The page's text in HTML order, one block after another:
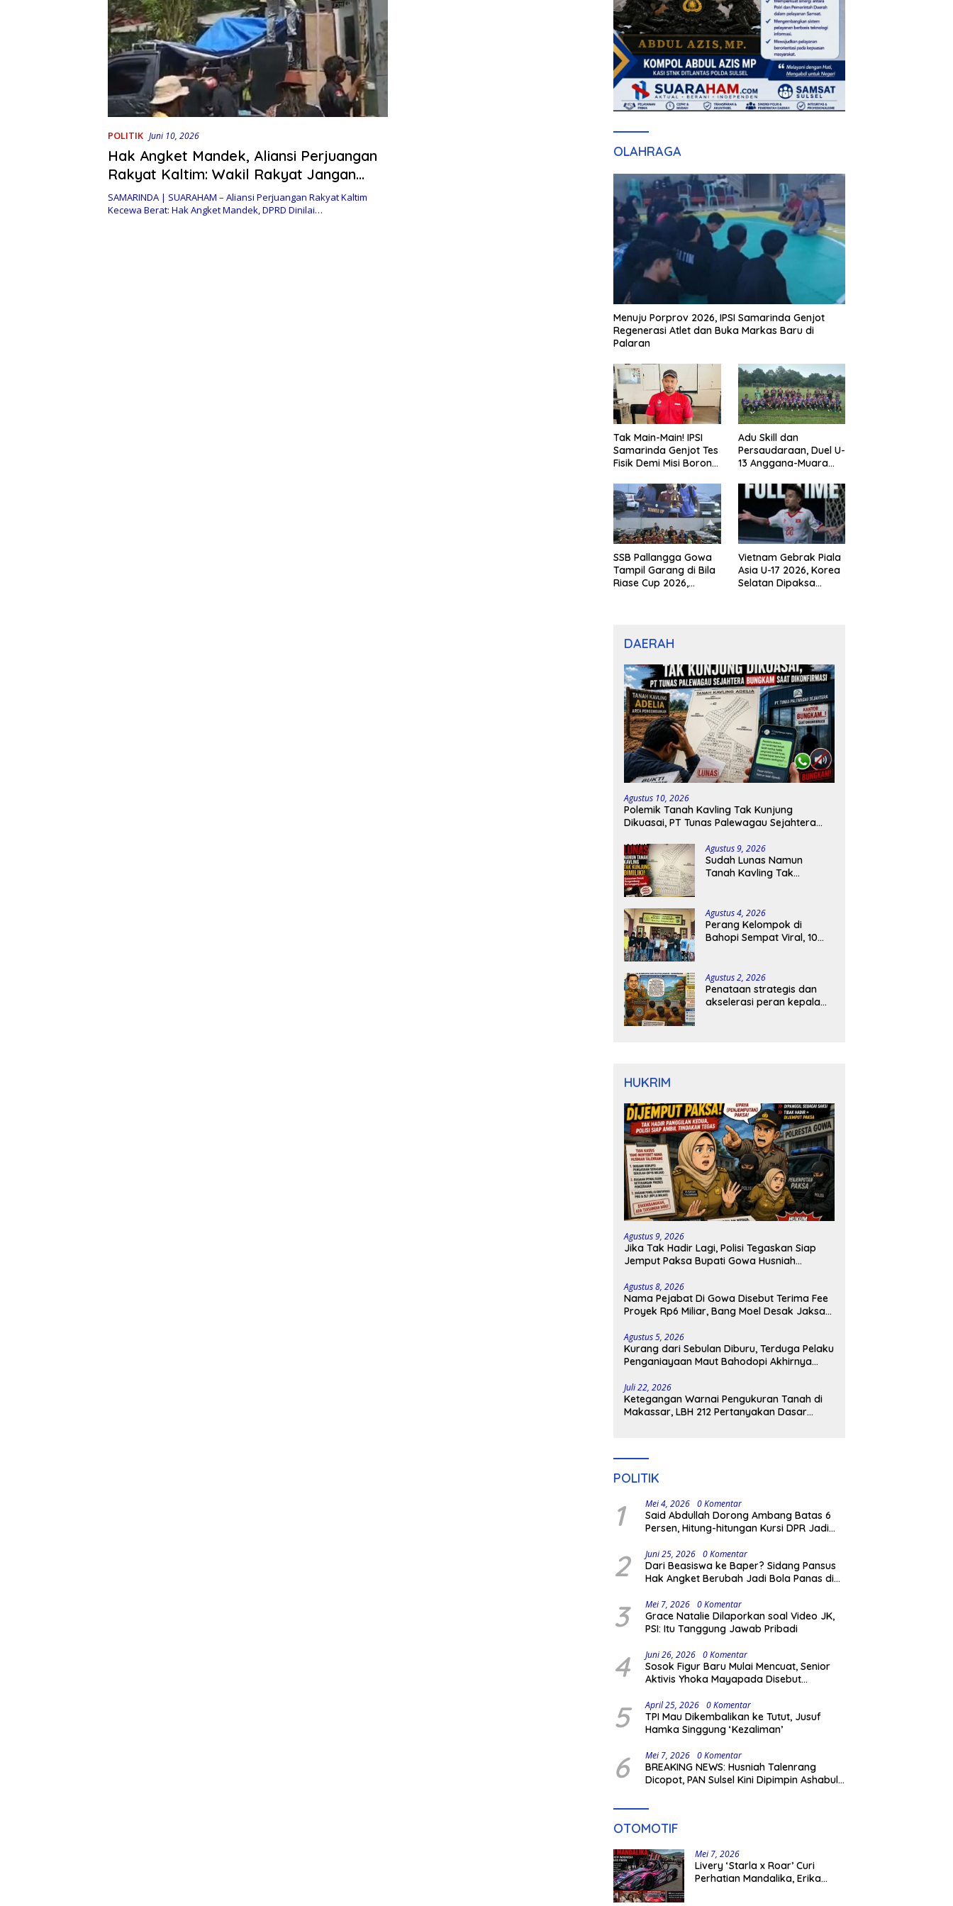
POLITIK Juni 10, 2026
Hak Angket Mandek, Aliansi Perjuangan
Rakyat Kaltim: Wakil Rakyat Jangan
Khianati Amanah Publik
SAMARINDA | SUARAHAM – Aliansi Perjuangan Rakyat Kaltim
Kecewa Berat: Hak Angket Mandek, DPRD Dinilai…
OLAHRAGA
Menuju Porprov 2026, IPSI Samarinda Genjot
Regenerasi Atlet dan Buka Markas Baru di
Palaran
Tak Main-Main! IPSI
Samarinda Genjot Tes
Fisik Demi Misi Borong
Kaltim 2026
Adu Skill dan
Persaudaraan, Duel U-
13 Anggana-Muara
Meriah
SSB Pallangga Gowa
Tampil Garang di Bila
Riase Cup 2026,
Vietnam Gebrak Piala
Asia U-17 2026, Korea
Selatan Dipaksa
DAERAH
Agustus 10, 2026
Polemik Tanah Kavling Tak Kunjung
Dikuasai, PT Tunas Palewagau Sejahtera
Agustus 9, 2026
Sudah Lunas Namun
Tanah Kavling Tak
Bertanggung Jawab
Agustus 4, 2026
Perang Kelompok di
Bahopi Sempat Viral, 10
Agustus 2, 2026
Penataan strategis dan
akselerasi peran kepala
HUKRIM
Agustus 9, 2026
Jika Tak Hadir Lagi, Polisi Tegaskan Siap
Jemput Paksa Bupati Gowa Husniah
Agustus 8, 2026
Nama Pejabat Di Gowa Disebut Terima Fee
Proyek Rp6 Miliar, Bang Moel Desak Jaksa
Agustus 5, 2026
Kurang dari Sebulan Diburu, Terduga Pelaku
Penganiayaan Maut Bahodopi Akhirnya
Juli 22, 2026
Ketegangan Warnai Pengukuran Tanah di
Makassar, LBH 212 Pertanyakan Dasar
POLITIK
1 Mei 4, 2026 0 Komentar
Said Abdullah Dorong Ambang Batas 6
Persen, Hitung-hitungan Kursi DPR Jadi
2 Juni 25, 2026 0 Komentar
Dari Beasiswa ke Baper? Sidang Pansus
Hak Angket Berubah Jadi Bola Panas di
3 Mei 7, 2026 0 Komentar
Grace Natalie Dilaporkan soal Video JK,
PSI: Itu Tanggung Jawab Pribadi
4 Juni 26, 2026 0 Komentar
Sosok Figur Baru Mulai Mencuat, Senior
Aktivis Yhoka Mayapada Disebut
pada Pilkada 2029
5 April 25, 2026 0 Komentar
TPI Mau Dikembalikan ke Tutut, Jusuf
Hamka Singgung ‘Kezaliman’
6 Mei 7, 2026 0 Komentar
BREAKING NEWS: Husniah Talenrang
Dicopot, PAN Sulsel Kini Dipimpin Ashabul
OTOMOTIF
Mei 7, 2026
Livery ‘Starla x Roar’ Curi
Perhatian Mandalika, Erika